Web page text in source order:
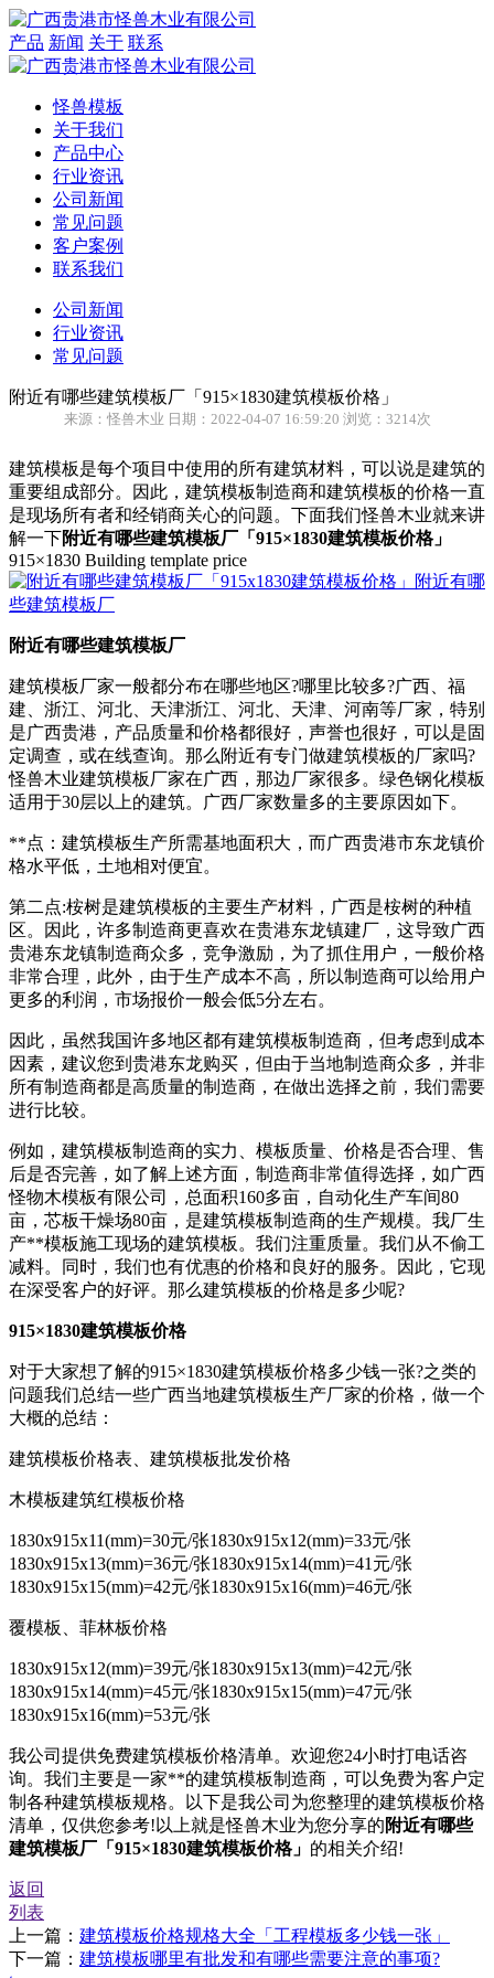
产品 新闻 关于 联系
怪兽模板
关于我们
产品中心
行业资讯
公司新闻
常见问题
客户案例
联系我们
公司新闻
行业资讯
常见问题
附近有哪些建筑模板厂「915×1830建筑模板价格」
来源：怪兽木业 日期：2022-04-07 16:59:20 浏览：3214次
建筑模板是每个项目中使用的所有建筑材料，可以说是建筑的
重要组成部分。因此，建筑模板制造商和建筑模板的价格一直
是现场所有者和经销商关心的问题。下面我们怪兽木业就来讲
解一下附近有哪些建筑模板厂「915×1830建筑模板价格」
915×1830 Building template price
附近有哪些建筑模板厂
建筑模板厂家一般都分布在哪些地区?哪里比较多?广西、福
建、浙江、河北、天津浙江、河北、天津、河南等厂家，特别
是广西贵港，产品质量和价格都很好，声誉也很好，可以是固
定调查，或在线查询。那么附近有专门做建筑模板的厂家吗?
怪兽木业建筑模板厂家在广西，那边厂家很多。绿色钢化模板
适用于30层以上的建筑。广西厂家数量多的主要原因如下。
**点：建筑模板生产所需基地面积大，而广西贵港市东龙镇价
格水平低，土地相对便宜。
第二点:桉树是建筑模板的主要生产材料，广西是桉树的种植
区。因此，许多制造商更喜欢在贵港东龙镇建厂，这导致广西
贵港东龙镇制造商众多，竞争激励，为了抓住用户，一般价格
非常合理，此外，由于生产成本不高，所以制造商可以给用户
更多的利润，市场报价一般会低5分左右。
因此，虽然我国许多地区都有建筑模板制造商，但考虑到成本
因素，建议您到贵港东龙购买，但由于当地制造商众多，并非
所有制造商都是高质量的制造商，在做出选择之前，我们需要
进行比较。
例如，建筑模板制造商的实力、模板质量、价格是否合理、售
后是否完善，如了解上述方面，制造商非常值得选择，如广西
怪物木模板有限公司，总面积160多亩，自动化生产车间80
亩，芯板干燥场80亩，是建筑模板制造商的生产规模。我厂生
产**模板施工现场的建筑模板。我们注重质量。我们从不偷工
减料。同时，我们也有优惠的价格和良好的服务。因此，它现
在深受客户的好评。那么建筑模板的价格是多少呢?
915×1830建筑模板价格
对于大家想了解的915×1830建筑模板价格多少钱一张?之类的
问题我们总结一些广西当地建筑模板生产厂家的价格，做一个
大概的总结：
建筑模板价格表、建筑模板批发价格
木模板建筑红模板价格
1830x915x11(mm)=30元/张1830x915x12(mm)=33元/张
1830x915x13(mm)=36元/张1830x915x14(mm)=41元/张
1830x915x15(mm)=42元/张1830x915x16(mm)=46元/张
覆模板、菲林板价格
1830x915x12(mm)=39元/张1830x915x13(mm)=42元/张
1830x915x14(mm)=45元/张1830x915x15(mm)=47元/张
1830x915x16(mm)=53元/张
我公司提供免费建筑模板价格清单。欢迎您24小时打电话咨
询。我们主要是一家**的建筑模板制造商，可以免费为客户定
制各种建筑模板规格。以下是我公司为您整理的建筑模板价格
清单，仅供您参考!以上就是怪兽木业为您分享的附近有哪些
建筑模板厂「915×1830建筑模板价格」 的相关介绍!
返回
列表
上一篇： 建筑模板价格规格大全「工程模板多少钱一张」
下一篇： 建筑模板哪里有批发和有哪些需要注意的事项?